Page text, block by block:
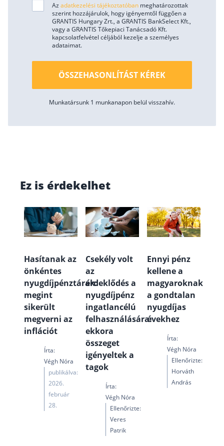
Az adatkezelési tájékoztatóban meghatározottak
szerint hozzájárulok, hogy igényemtől függően a
GRANTIS Hungary Zrt., a GRANTIS BankSelect Kft.,
vagy a GRANTIS Tőkepiaci Tanácsadó Kft.
kapcsolatfelvétel céljából kezelje a személyes
adataimat.
ÖSSZEHASONLÍTÁST KÉREK
Munkatársunk 1 munkanapon belül visszahív.
Ez is érdekelhet
Hasítanak az
önkéntes
nyugdíjpénztárak:
megint
sikerült
megverni az
inflációt
Írta:
Végh Nóra
publikálva:
2026.
február
28.
Csekély volt
az
érdeklődés a
nyugdíjpénz
ingatlancélú
felhasználására:
ekkora
összeget
igényeltek a
tagok
Írta:
Végh Nóra
Ellenőrizte:
Veres
Patrik
Ennyi pénz
kellene a
magyaroknak
a gondtalan
nyugdíjas
évekhez
Írta:
Végh Nóra
Ellenőrizte:
Horváth
András